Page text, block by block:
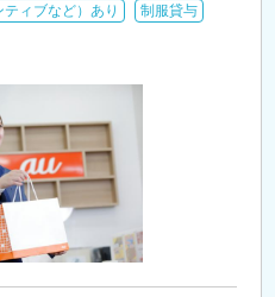
ィブなど）あり
制服貸与